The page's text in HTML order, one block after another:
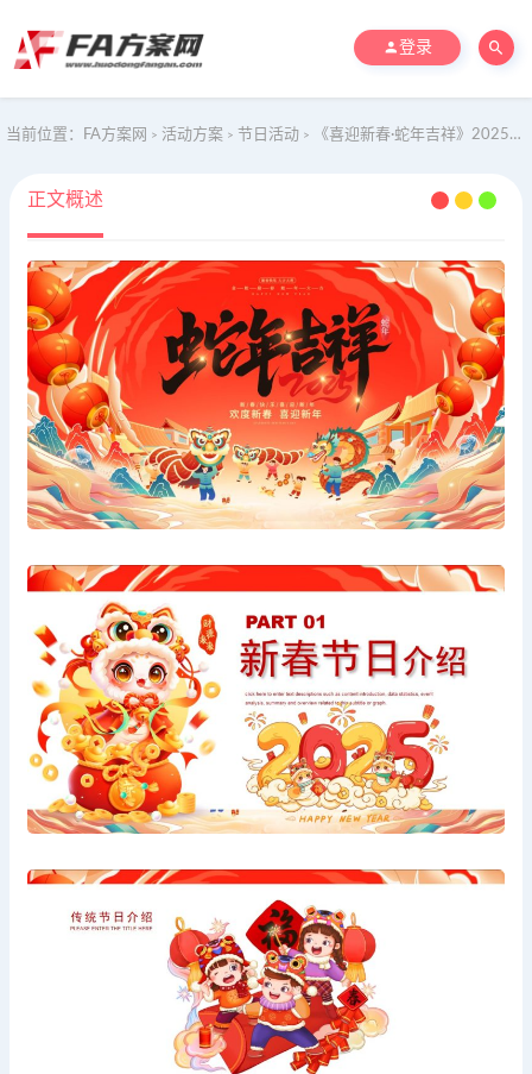
登录
当前位置： FA方案网 > 活动方案 > 节日活动 > 《喜迎新春·蛇年吉祥》2025年元旦蛇年新春元宵节系列活动
正文概述